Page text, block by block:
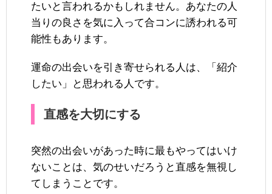
たいと言われるかもしれません。あなたの人
当りの良さを気に入って合コンに誘われる可
能性もあります。
運命の出会いを引き寄せられる人は、「紹介
したい」と思われる人です。
直感を大切にする
突然の出会いがあった時に最もやってはいけ
ないことは、気のせいだろうと直感を無視し
てしまうことです。